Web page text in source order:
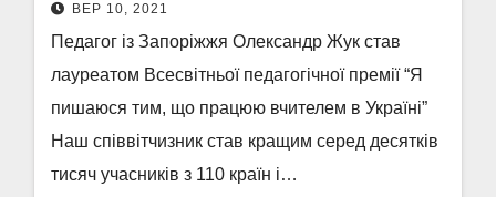
ВЕР 10, 2021
Педагог із Запоріжжя Олександр Жук став
лауреатом Всесвітньої педагогічної премії “Я
пишаюся тим, що працюю вчителем в Україні”
Наш співвітчизник став кращим серед десятків
тисяч учасників з 110 країн і…